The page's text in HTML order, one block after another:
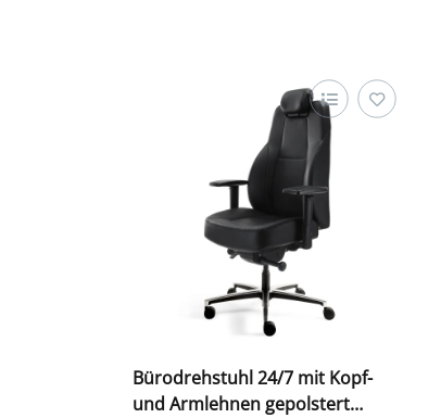
Bürodrehstuhl 24/7 mit Kopf-
und Armlehnen gepolstert